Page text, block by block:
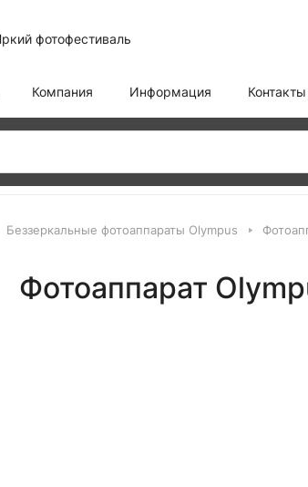
фотофестиваль
Компания Информация Контакты
Беззеркальные фотоаппараты Olympus
Фотоаппарат